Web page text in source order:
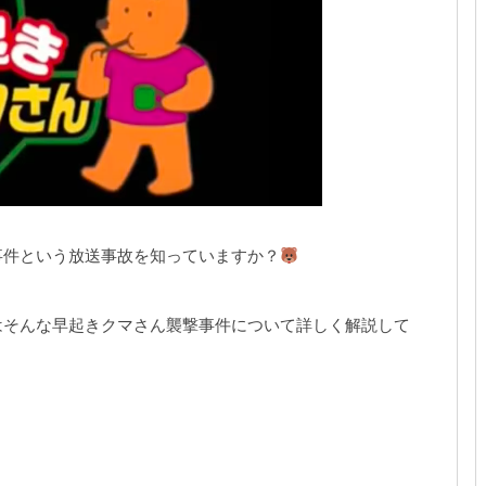
という放送事故を知っていますか？
んな早起きクマさん襲撃事件について詳しく解説して